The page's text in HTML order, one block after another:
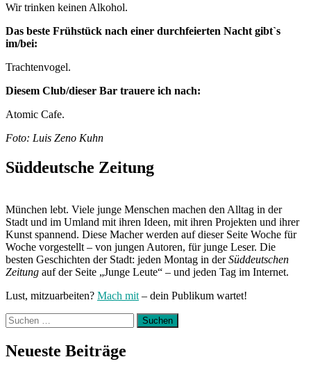
Wir trinken keinen Alkohol.
Das beste Frühstück nach einer durchfeierten Nacht gibt`s
im/bei:
Trachtenvogel.
Diesem Club/dieser Bar trauere ich nach:
Atomic Cafe.
Foto: Luis Zeno Kuhn
Süddeutsche Zeitung
München lebt. Viele junge Menschen machen den Alltag in der
Stadt und im Umland mit ihren Ideen, mit ihren Projekten und ihrer
Kunst spannend. Diese Macher werden auf dieser Seite Woche für
Woche vorgestellt – von jungen Autoren, für junge Leser. Die
besten Geschichten der Stadt: jeden Montag in derSüddeutschen
Zeitung auf der Seite „Junge Leute“ – und jeden Tag im Internet.
Lust, mitzuarbeiten? Mach mit – dein Publikum wartet!
Suchen
nach:
Neueste Beiträge